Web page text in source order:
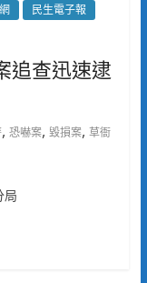
民生電子報
查迅速逮
, 恐嚇案, 毀損案, 草衙
局